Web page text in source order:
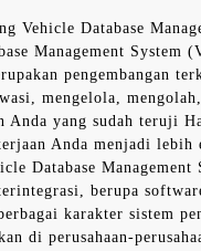
Vehicle Database
Management System
pengembangan
mengelola,
Anda yang sudah teruji
Anda menjadi lebih
Database
berupa
karakter sistem
di perusahaan-